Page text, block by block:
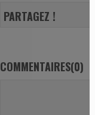
PARTAGEZ !
COMMENTAIRES(0)